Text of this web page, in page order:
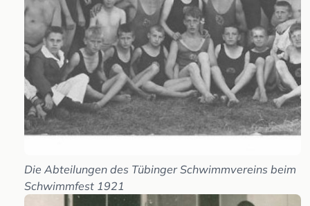
Die Abteilungen des Tübinger Schwimmvereins beim
Schwimmfest 1921